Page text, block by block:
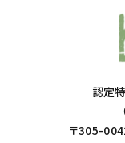
認定
〒305-